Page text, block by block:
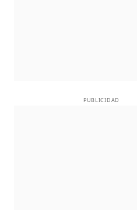
PUBLICIDAD